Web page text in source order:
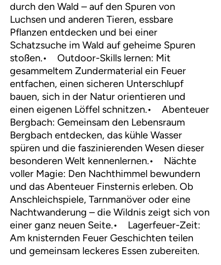
durch den Wald – auf den Spuren von
Luchsen und anderen Tieren, essbare
Pflanzen entdecken und bei einer
Schatzsuche im Wald auf geheime Spuren
stoßen.• Outdoor-Skills lernen: Mit
gesammeltem Zundermaterial ein Feuer
entfachen, einen sicheren Unterschlupf
bauen, sich in der Natur orientieren und
einen eigenen Löffel schnitzen.• Abenteuer
Bergbach: Gemeinsam den Lebensraum
Bergbach entdecken, das kühle Wasser
spüren und die faszinierenden Wesen dieser
besonderen Welt kennenlernen.• Nächte
voller Magie: Den Nachthimmel bewundern
und das Abenteuer Finsternis erleben. Ob
Anschleichspiele, Tarnmanöver oder eine
Nachtwanderung – die Wildnis zeigt sich von
einer ganz neuen Seite.• Lagerfeuer-Zeit:
Am knisternden Feuer Geschichten teilen
und gemeinsam leckeres Essen zubereiten.